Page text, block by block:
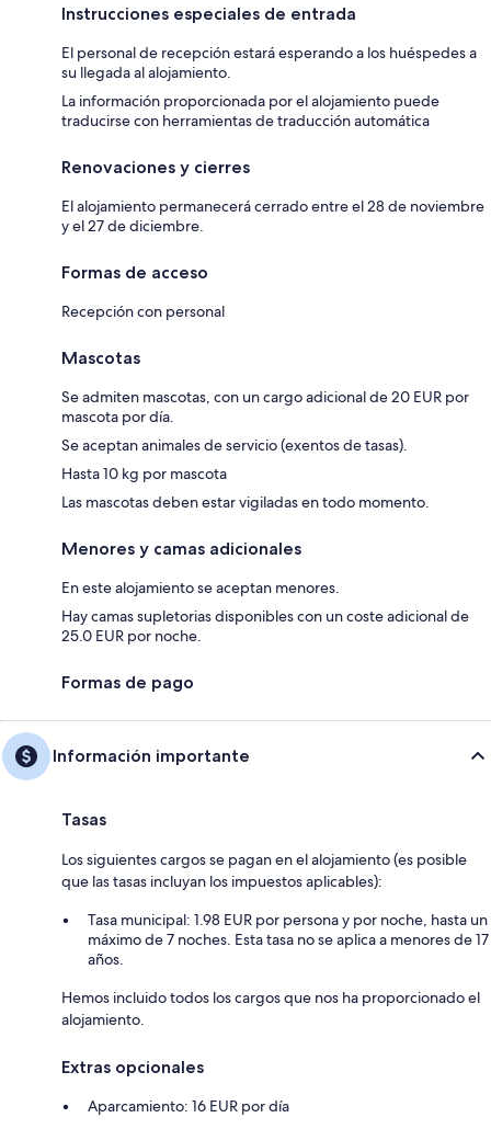
Instrucciones especiales de entrada
El personal de recepción estará esperando a los huéspedes a
su llegada al alojamiento.
La información proporcionada por el alojamiento puede
traducirse con herramientas de traducción automática
Renovaciones y cierres
El alojamiento permanecerá cerrado entre el 28 de noviembre
y el 27 de diciembre.
Formas de acceso
Recepción con personal
Mascotas
Se admiten mascotas, con un cargo adicional de 20 EUR por
mascota por día.
Se aceptan animales de servicio (exentos de tasas).
Hasta 10 kg por mascota
Las mascotas deben estar vigiladas en todo momento.
Menores y camas adicionales
En este alojamiento se aceptan menores.
Hay camas supletorias disponibles con un coste adicional de
25.0 EUR por noche.
Formas de pago
Información importante
Tasas
Los siguientes cargos se pagan en el alojamiento (es posible
que las tasas incluyan los impuestos aplicables):
Tasa municipal: 1.98 EUR por persona y por noche, hasta un
máximo de 7 noches. Esta tasa no se aplica a menores de 17
años.
Hemos incluido todos los cargos que nos ha proporcionado el
alojamiento.
Extras opcionales
Aparcamiento: 16 EUR por día